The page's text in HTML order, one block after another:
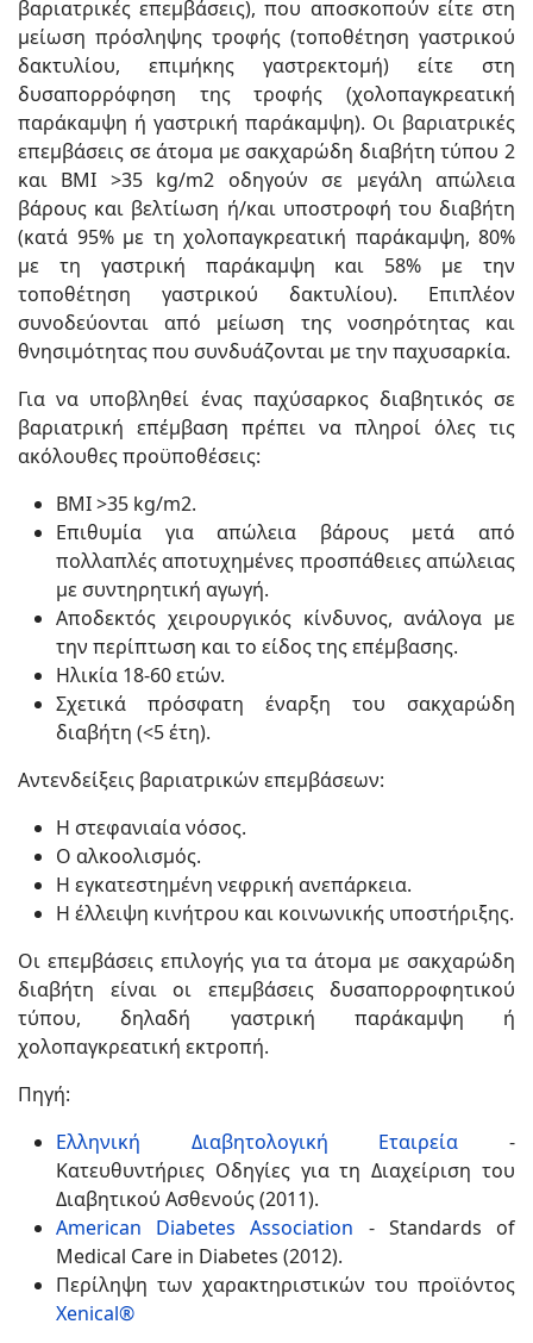
βαριατρικές επεμβάσεις), που αποσκοπούν είτε στη
μείωση πρόσληψης τροφής (τοποθέτηση γαστρικού
δακτυλίου, επιμήκης γαστρεκτομή) είτε στη
δυσαπορρόφηση της τροφής (χολοπαγκρεατική
παράκαμψη ή γαστρική παράκαμψη). Οι βαριατρικές
επεμβάσεις σε άτομα με σακχαρώδη διαβήτη τύπου 2
και BMI >35 kg/m2 οδηγούν σε μεγάλη απώλεια
βάρους και βελτίωση ή/και υποστροφή του διαβήτη
(κατά 95% με τη χολοπαγκρεατική παράκαμψη, 80%
με τη γαστρική παράκαμψη και 58% με την
τοποθέτηση γαστρικού δακτυλίου). Επιπλέον
συνοδεύονται από μείωση της νοσηρότητας και
θνησιμότητας που συνδυάζονται με την παχυσαρκία.
Για να υποβληθεί ένας παχύσαρκος διαβητικός σε
βαριατρική επέμβαση πρέπει να πληροί όλες τις
ακόλουθες προϋποθέσεις:
BMI >35 kg/m2.
Επιθυμία για απώλεια βάρους μετά από
πολλαπλές αποτυχημένες προσπάθειες απώλειας
με συντηρητική αγωγή.
Αποδεκτός χειρουργικός κίνδυνος, ανάλογα με
την περίπτωση και το είδος της επέμβασης.
Ηλικία 18-60 ετών.
Σχετικά πρόσφατη έναρξη του σακχαρώδη
διαβήτη (<5 έτη).
Αντενδείξεις βαριατρικών επεμβάσεων:
Η στεφανιαία νόσος.
Ο αλκοολισμός.
Η εγκατεστημένη νεφρική ανεπάρκεια.
Η έλλειψη κινήτρου και κοινωνικής υποστήριξης.
Οι επεμβάσεις επιλογής για τα άτομα με σακχαρώδη
διαβήτη είναι οι επεμβάσεις δυσαπορροφητικού
τύπου, δηλαδή γαστρική παράκαμψη ή
χολοπαγκρεατική εκτροπή.
Πηγή:
Ελληνική Διαβητολογική Εταιρεία -
Κατευθυντήριες Οδηγίες για τη Διαχείριση του
Διαβητικού Ασθενούς (2011).
American Diabetes Association - Standards of
Medical Care in Diabetes (2012).
Περίληψη των χαρακτηριστικών του προϊόντος
Xenical®